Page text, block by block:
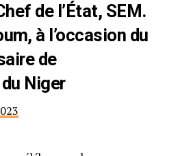
de l’État, SEM.
à l’occasion du
de
Niger